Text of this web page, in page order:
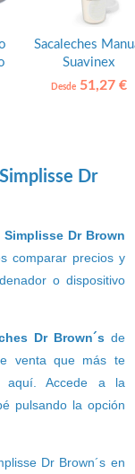
Sacaleches
Suavinex
Desde51,27 €
Dr
Dr Brown
comparar precios y
o dispositivo
Dr Brown´sde
venta que más te
aquí. Accede a la
pulsando la opción
Dr Brown´s en